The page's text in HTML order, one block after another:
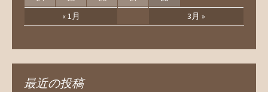
« 1月 3月 »
最近の投稿